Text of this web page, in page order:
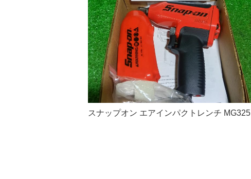
スナップオン エアインパクトレンチ MG325